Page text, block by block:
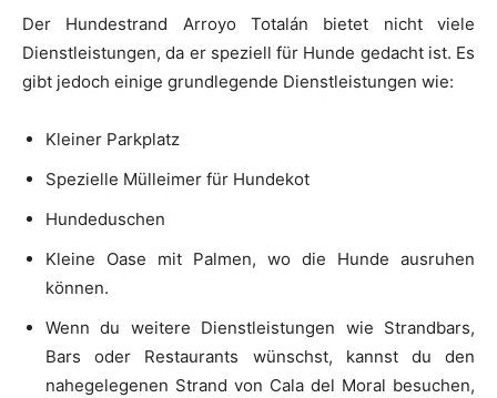
Der Hundestrand Arroyo Totalán bietet nicht viele
Dienstleistungen, da er speziell für Hunde gedacht ist. Es
gibt jedoch einige grundlegende Dienstleistungen wie:
Kleiner Parkplatz
Spezielle Mülleimer für Hundekot
Hundeduschen
Kleine Oase mit Palmen, wo die Hunde ausruhen
können.
Wenn du weitere Dienstleistungen wie Strandbars,
Bars oder Restaurants wünschst, kannst du den
nahegelegenen Strand von Cala del Moral besuchen,